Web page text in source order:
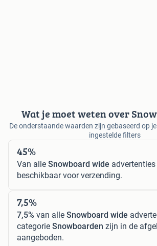
Wat je moet weten over
De onderstaande waarden zijn gebaseerd op
ingestelde filters
45%
Van alle Snowboard wide
beschikbaar voor verzending.
7,5%
7,5% van alle Snowboard wide
categorie Snowboarden zijn in de
aangeboden.